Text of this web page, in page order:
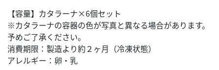
【容量】カタラーナ×6個セット
※カタラーナの容器の色が写真と異なる場合があります。
予めご了承ください。
消費期限：製造より約２ヶ月（冷凍状態）
アレルギー：卵・乳